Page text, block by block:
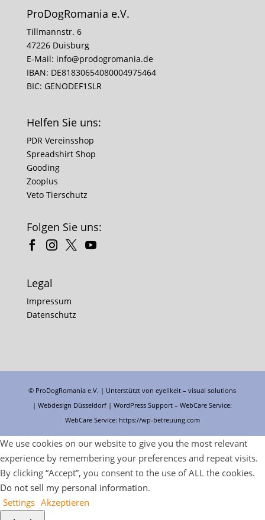
ProDogRomania e.V.
Tillmannstr. 6
47226 Duisburg
E-Mail: info@prodogromania.de
IBAN: DE81830654080004975464
BIC: GENODEF1SLR
Helfen Sie uns:
PDR Vereinsshop
Spreadshirt Shop
Gooding
Zooplus
Veto Tierschutz
Folgen Sie uns:
Legal
Impressum
Datenschutz
© ProDogRomania e.V. | Unterstützt voneyelikeit – visual solutions
| Webdesign Düsseldorf |WordPress Support – WebCare Service:
WebCare Service: https://wp-betreuung.com
We use cookies on our website to give you the most relevant
experience by remembering your preferences and repeat visits.
By clicking “Accept”, you consent to the use of ALL the cookies.
Do not sell my personal information.
Settings Akzeptieren